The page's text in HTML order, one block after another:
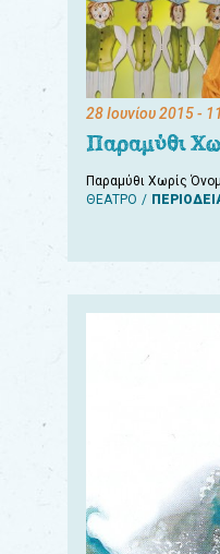
28 Ιουνίου 2015-
Παραμύθι
Παραμύθι Χωρίς
ΘΕΑΤΡΟ